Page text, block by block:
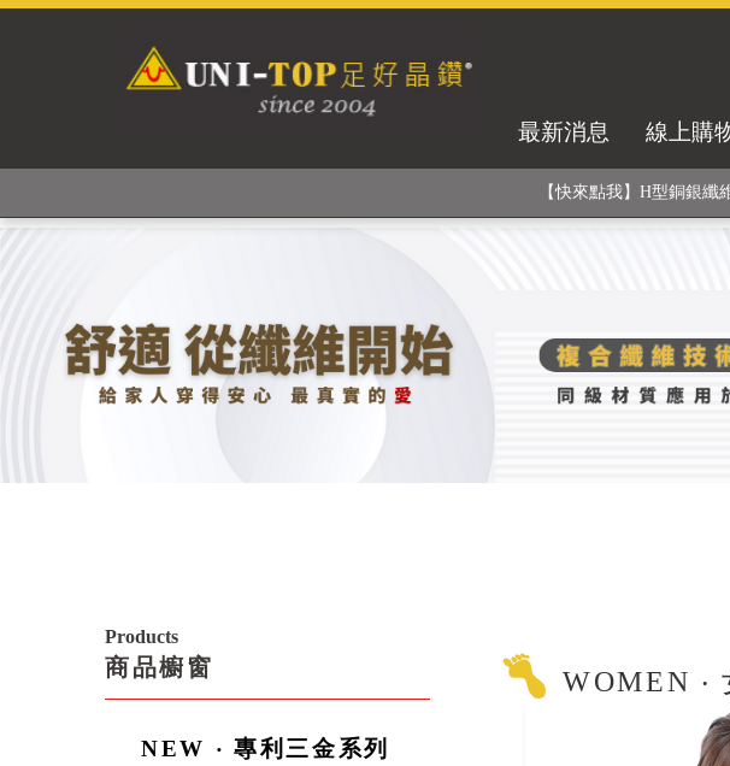
最新消息 線上購
獨家專利紗線及捻合技術! 黑晶竹炭+PP
【快來點我
Products
商品櫥窗
NEW ‧ 專利三金系列
WOMEN ‧